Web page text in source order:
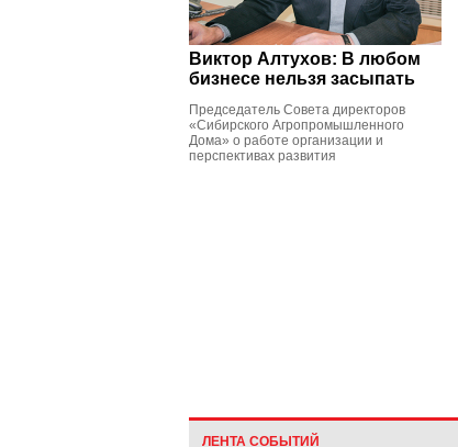
Виктор Алтухов: В любом
бизнесе нельзя засыпать
Председатель Cовета директоров
«Сибирского Агропромышленного
Дома» о работе организации и
перспективах развития
ЛЕНТА СОБЫТИЙ